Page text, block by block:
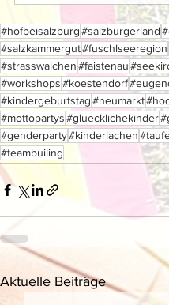
#hofbeisalzburg#salzburgerland
#salzkammergut#fuschlseeregion
#strasswalchen#faistenau
#workshops#koestendorf
#kindergeburtstag#neumarkt
#mottopartys#gluecklichekinder
#genderparty#kinderlachen
#teambuiling
Aktuelle Beiträge